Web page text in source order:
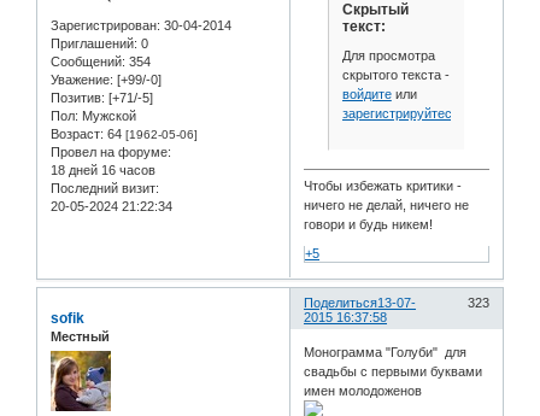
Зарегистрирован: 30-04-2014
Приглашений: 0
Сообщений: 354
Уважение: [+99/-0]
Позитив: [+71/-5]
Пол: Мужской
Возраст: 64 [1962-05-06]
Провел на форуме:
18 дней 16 часов
Последний визит:
20-05-2024 21:22:34
Скрытый
текст:
Для просмотра
скрытого текста -
войдитеили
зарегистрируйтесь
Чтобы избежать критики -
ничего не делай, ничего не
говори и будь никем!
+5
Поделиться 323
13-07-
2015 16:37:58
sofik
Местный
Монограмма "Голуби" для
свадьбы с первыми буквами
имен молодоженов